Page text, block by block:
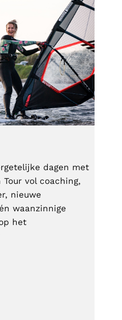
dagen met
vol coaching,
nieuwe
waanzinnige
het